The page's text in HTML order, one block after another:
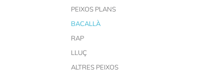
PEIXOS PLANS
BACALLÀ
RAP
LLUÇ
ALTRES PEIXOS